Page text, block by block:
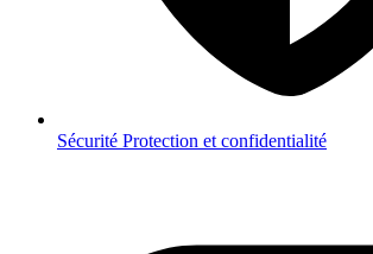
Sécurité Protection et confidentialité